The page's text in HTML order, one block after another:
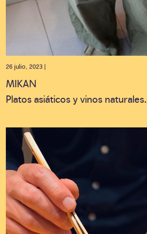
26 julio, 2023 |
MIKAN
Platos asiáticos y vinos naturales.